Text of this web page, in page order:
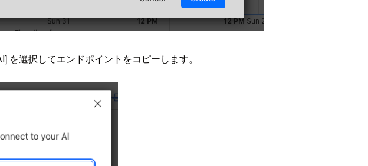
選択してエンドポイントをコピーします。